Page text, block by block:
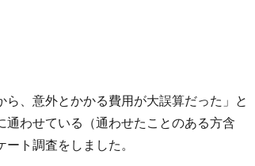
、意外とかかる費用が大誤算だった」と
わせている（通わせたことのある方含
ト調査をしました。